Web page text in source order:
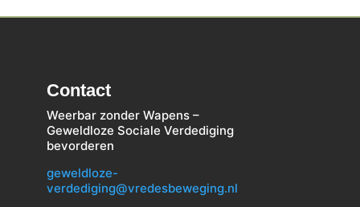
Contact
Weerbar zonder Wapens –
Geweldloze Sociale Verdediging
bevorderen
geweldloze-
verdediging@vredesbeweging.nl